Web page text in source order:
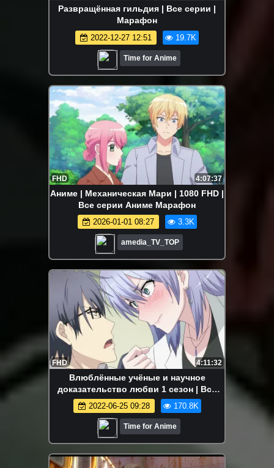
Развращённая гильдия | Все серии |
Марафон
2022-12-27 12:51 19.7K
Time for Anime
FHD 4:07:37
Аниме | Механическая Мари | 1080 FHD |
Все серии Аниме Марафон
2026-01-01 08:27 3.3K
amedia_TV_TOP
FHD 4:11:32
Влюблённые учёные и научное
доказательство любви 1 сезон | Все
серии | Марафон
2022-06-25 09:28 170.8K
Time for Anime